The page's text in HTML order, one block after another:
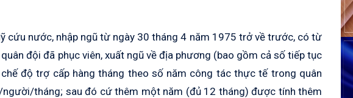
cứu nước, nhập ngũ từ ngày 30 tháng 4 năm 1975 trở về trước, có từ
đội đã phục viên, xuất ngũ về địa phương (bao gồm cả số tiếp tục
độ trợ cấp hàng tháng theo số năm công tác thực tế trong quân
tháng; sau đó cứ thêm một năm (đủ 12 tháng) được tính thêm